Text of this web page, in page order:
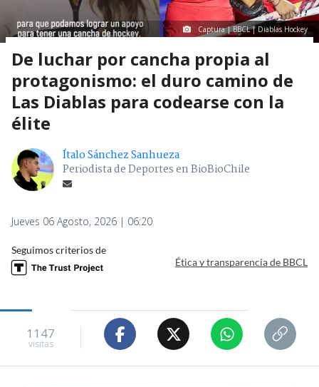
Captura | BBCL | Diablas Hockey
De luchar por cancha propia al
protagonismo: el duro camino de
Las Diablas para codearse con la
élite
Ítalo Sánchez Sanhueza
Periodista de Deportes en BioBioChile
Jueves 06 Agosto, 2026 | 06:20
Seguimos criterios de
Ética y transparencia de BBCL
1147
visitas